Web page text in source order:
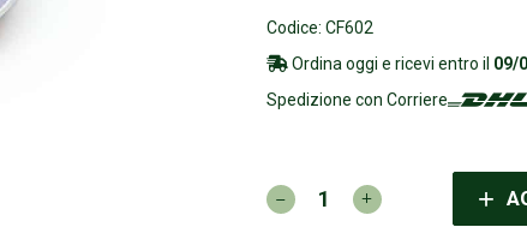
Codice: CF602
Ordina oggi e ricevi entro il 09/
Spedizione con Corriere
CAPTAIN
FAWCETT